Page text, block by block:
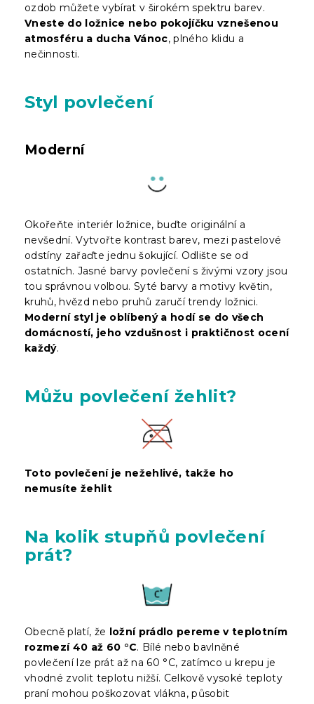
ozdob můžete vybírat v širokém spektru barev.
Vneste do ložnice nebo pokojíčku vznešenou
atmosféru a ducha Vánoc, plného klidu a
nečinnosti.
Styl povlečení
Moderní
Okořeňte interiér ložnice, buďte originální a
nevšední. Vytvořte kontrast barev, mezi pastelové
odstíny zařaďte jednu šokující. Odlište se od
ostatních. Jasné barvy povlečení s živými vzory jsou
tou správnou volbou. Syté barvy a motivy květin,
kruhů, hvězd nebo pruhů zaručí trendy ložnici.
Moderní styl je oblíbený a hodí se do všech
domácností, jeho vzdušnost i praktičnost ocení
každý.
Můžu povlečení žehlit?
Toto povlečení je nežehlivé, takže ho
nemusíte žehlit
Na kolik stupňů povlečení
prát?
Obecně platí, že ložní prádlo pereme v teplotním
rozmezí 40 až 60 °C. Bílé nebo bavlněné
povlečení lze prát až na 60 °C, zatímco u krepu je
vhodné zvolit teplotu nižší. Celkově vysoké teploty
praní mohou poškozovat vlákna, působit